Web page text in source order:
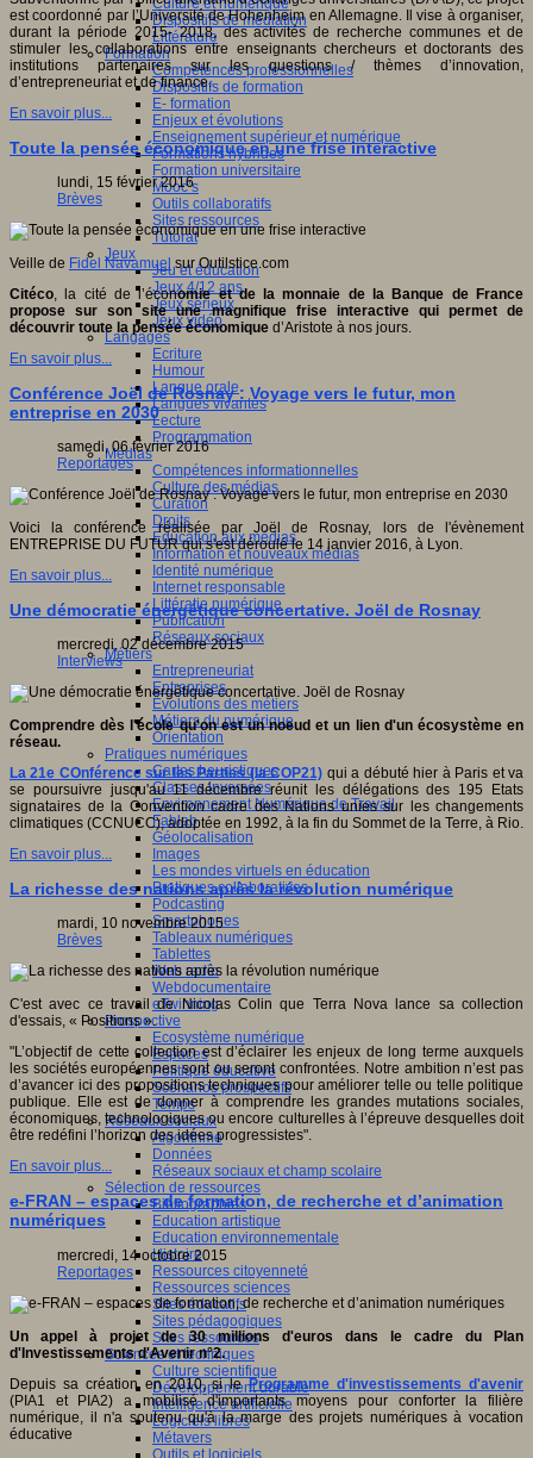
Culture et numérique
Dispositifs de médiation
Littérature
Formation
Compétences professionnelles
Dispositifs de formation
E- formation
Enjeux et évolutions
Enseignement supérieur et numérique
Formations hybrides
Formation universitaire
Mooc’s
Outils collaboratifs
Sites ressources
Tutorat
Jeux
Jeu et éducation
Jeux 4/12 ans
Jeux sérieux
Jeux vidéo
Langages
Ecriture
Humour
Langue orale
Langues vivantes
Lecture
Programmation
Médias
Compétences informationnelles
Culture des médias
Curation
Droits
Education aux médias
Information et nouveaux médias
Identité numérique
Internet responsable
Littératie numérique
Publication
Réseaux sociaux
Métiers
Entrepreneuriat
Entreprises
Evolutions des métiers
Métiers du numérique
Orientation
Pratiques numériques
Cartes heuristiques
Classes inversées
Environnement Numérique de Travail
Fablab
Géolocalisation
Images
Les mondes virtuels en éducation
Pratiques collaboratives
Podcasting
Smartphones
Tableaux numériques
Tablettes
Web radio
Webdocumentaire
eTwinning
Prospective
Ecosystème numérique
Espaces
Politique éducative
Scénarios prospectifs
Temps
Réseaux sociaux
Algorithme
Données
Réseaux sociaux et champ scolaire
Sélection de ressources
Bibliographies
Education artistique
Education environnementale
Histoire
Ressources citoyenneté
Ressources sciences
Sites éducatifs
Sites pédagogiques
Sites ressources
Sciences et techniques
Culture scientifique
Développement durable
Intelligence artificielle
Logiciels libres
Métavers
Outils et logiciels
est coordonné par l’Université de Hohenheim en Allemagne. Il vise à organiser,
durant la période 2015- 2018, des activités de recherche communes et de
stimuler les collaborations entre enseignants chercheurs et doctorants des
institutions partenaires sur les questions / thèmes d’innovation,
d’entrepreneuriat et de finance.
En savoir plus...
Toute la pensée économique en une frise interactive
lundi, 15 février 2016
Brèves
Veille de Fidel Navamuel sur Outilstice.com
Citéco, la cité de l’économie et de la monnaie de la Banque de France
propose sur son site une magnifique frise interactive qui permet de
découvrir toute la pensée économique d’Aristote à nos jours.
En savoir plus...
Conférence Joël de Rosnay : Voyage vers le futur, mon
entreprise en 2030
samedi, 06 février 2016
Reportages
Voici la conférence réalisée par Joël de Rosnay, lors de l'évènement
ENTREPRISE DU FUTUR qui s'est déroulé le 14 janvier 2016, à Lyon.
En savoir plus...
Une démocratie énergétique concertative. Joël de Rosnay
mercredi, 02 décembre 2015
Interviews
Comprendre dès l'école qu'on est un noeud et un lien d'un écosystème en
réseau.
La 21e COnférence sur les Parties (la COP21) qui a débuté hier à Paris et va
se poursuivre jusqu'au 11 décembre réunit les délégations des 195 Etats
signataires de la Convention cadre des Nations unies sur les changements
climatiques (CCNUCC), adoptée en 1992, à la fin du Sommet de la Terre, à Rio.
En savoir plus...
La richesse des nations après la révolution numérique
mardi, 10 novembre 2015
Brèves
C'est avec ce travail de Nicolas Colin que Terra Nova lance sa collection
d'essais, « Positions ».
"L’objectif de cette collection est d’éclairer les enjeux de long terme auxquels
les sociétés européennes sont ou seront confrontées. Notre ambition n’est pas
d’avancer ici des propositions techniques pour améliorer telle ou telle politique
publique. Elle est de donner à comprendre les grandes mutations sociales,
économiques, technologiques ou encore culturelles à l’épreuve desquelles doit
être redéfini l’horizon des idées progressistes".
En savoir plus...
e-FRAN – espaces de formation, de recherche et d’animation
numériques
mercredi, 14 octobre 2015
Reportages
Un appel à projet de 30 millions d'euros dans le cadre du Plan
d'Investissements d'Avenir n°2.
Depuis sa création en 2010, si leProgramme d'investissements d'avenir
(PIA1 et PIA2) a mobilisé d'importants moyens pour conforter la filière
numérique, il n'a soutenu qu'à la marge des projets numériques à vocation
éducative